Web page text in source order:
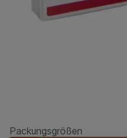
Packungsgrößen